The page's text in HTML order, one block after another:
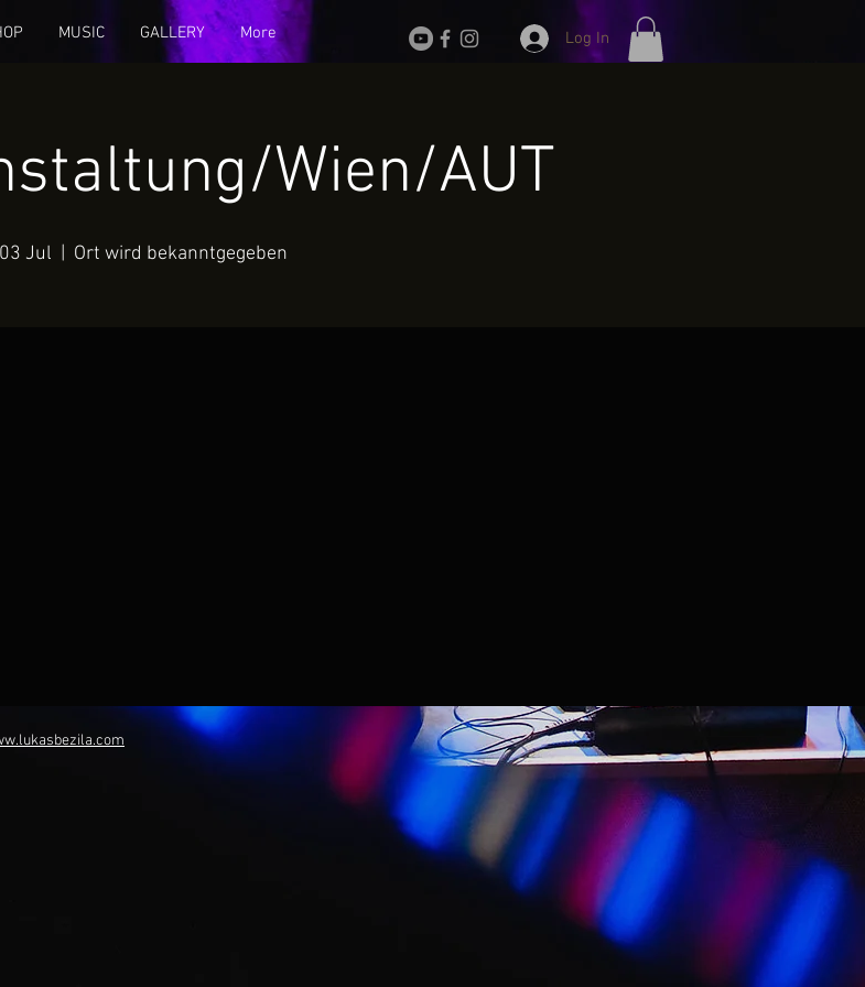
MUSIC GALLERY More Log In
Wien/AUT
Jul Ort wird bekanntgegeben